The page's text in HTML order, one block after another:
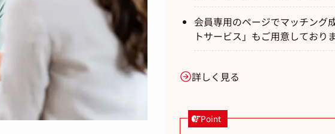
会員専用のページでマッチング
トサービス」もご用意しており
詳しく見る
Point